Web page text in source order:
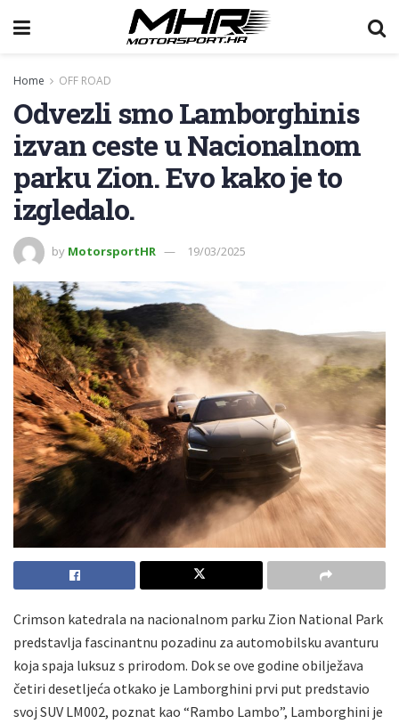
Home OFF ROAD
Odvezli smo Lamborghinis
izvan ceste u Nacionalnom
parku Zion. Evo kako je to
izgledalo.
by MotorsportHR 19/03/2025
Crimson katedrala na nacionalnom parku Zion National Park
predstavlja fascinantnu pozadinu za automobilsku avanturu
koja spaja luksuz s prirodom. Dok se ove godine obilježava
četiri desetljeća otkako je Lamborghini prvi put predstavio
svoj SUV LM002, poznat kao “Rambo Lambo”, Lamborghini je